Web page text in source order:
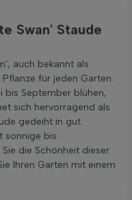
Swan' Staude
auch bekannt als
für jeden Garten.
bis September blühen,
sich hervorragend als
gedeiht in gut
sonnige bis
die Schönheit dieser
Ihren Garten mit einem